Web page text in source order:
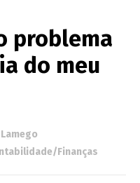
problema
do meu
Finanças